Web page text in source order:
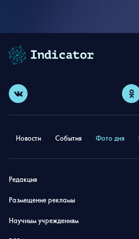
Новости События Фото дня
Редакция
Размещение рекламы
Научным учреждениям